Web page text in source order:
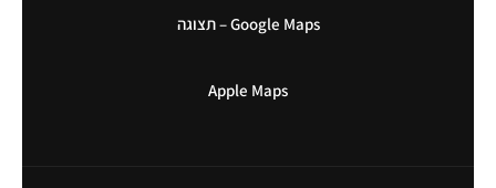
Google Maps – תצוגה
Apple Maps